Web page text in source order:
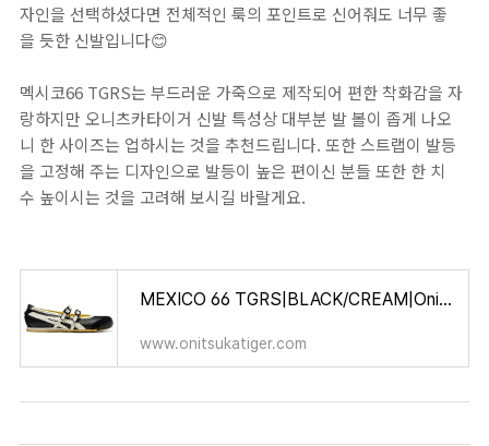
자인을 선택하셨다면 전체적인 룩의 포인트로 신어줘도 너무 좋
을 듯한 신발입니다😊
멕시코66 TGRS는 부드러운 가죽으로 제작되어 편한 착화감을 자
랑하지만 오니츠카타이거 신발 특성상 대부분 발 볼이 좁게 나오
니 한 사이즈는 업하시는 것을 추천드립니다. 또한 스트랩이 발등
을 고정해 주는 디자인으로 발등이 높은 편이신 분들 또한 한 치
수 높이시는 것을 고려해 보시길 바랄게요.
MEXICO 66 TGRS|BLACK/CREAM|Onitsuka Tiger 대한민국
www.onitsukatiger.com